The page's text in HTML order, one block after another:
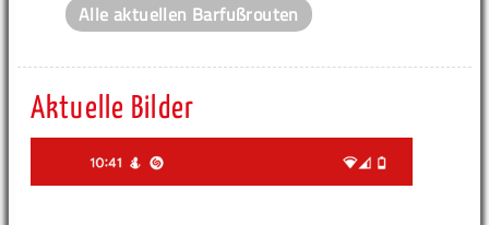
Alle aktuellen Barfußrouten
Aktuelle Bilder